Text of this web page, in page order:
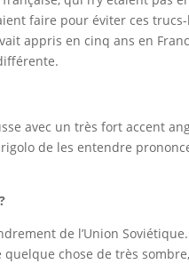
faire pour éviter ces
appris en cinq ans en
avec un très fort accent
de les entendre
de l’Union Soviétique.
quelque chose de très